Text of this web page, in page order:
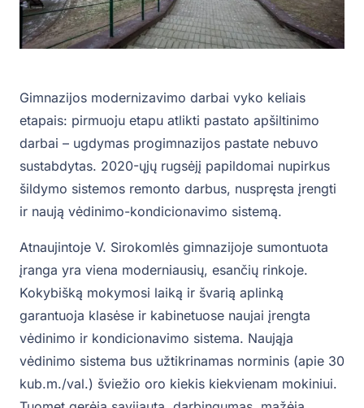
Gimnazijos modernizavimo darbai vyko keliais
etapais: pirmuoju etapu atlikti pastato apšiltinimo
darbai – ugdymas progimnazijos pastate nebuvo
sustabdytas. 2020-ųjų rugsėjį papildomai nupirkus
šildymo sistemos remonto darbus, nuspręsta įrengti
ir naują vėdinimo-kondicionavimo sistemą.
Atnaujintoje V. Sirokomlės gimnazijoje sumontuota
įranga yra viena moderniausių, esančių rinkoje.
Kokybišką mokymosi laiką ir švarią aplinką
garantuoja klasėse ir kabinetuose naujai įrengta
vėdinimo ir kondicionavimo sistema. Naująja
vėdinimo sistema bus užtikrinamas norminis (apie 30
kub.m./val.) šviežio oro kiekis kiekvienam mokiniui.